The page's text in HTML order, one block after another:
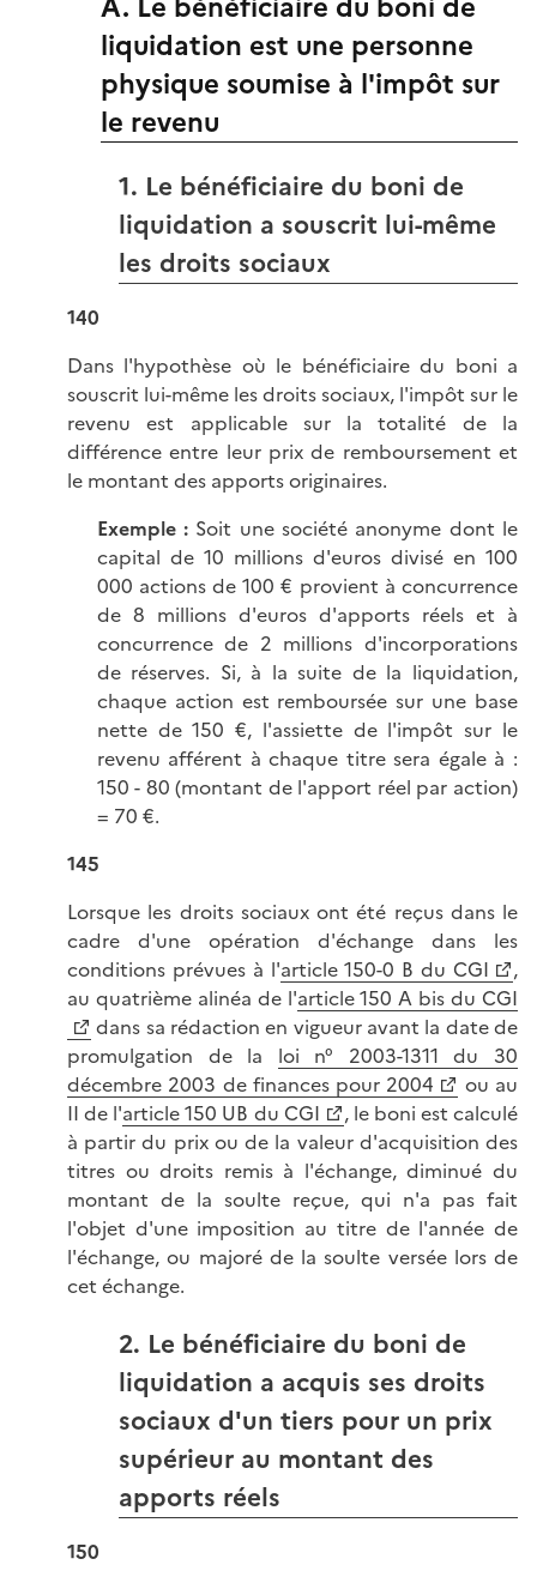
liquidation est une personne
physique soumise à l'impôt sur
le revenu
1. Le bénéficiaire du boni de
liquidation a souscrit lui-même
les droits sociaux
140
Dans l'hypothèse où le bénéficiaire du boni a
souscrit lui-même les droits sociaux, l'impôt sur le
revenu est applicable sur la totalité de la
différence entre leur prix de remboursement et
le montant des apports originaires.
Exemple : Soit une société anonyme dont le
capital de 10 millions d'euros divisé en 100
000 actions de 100 € provient à concurrence
de 8 millions d'euros d'apports réels et à
concurrence de 2 millions d'incorporations
de réserves. Si, à la suite de la liquidation,
chaque action est remboursée sur une base
nette de 150 €, l'assiette de l'impôt sur le
revenu afférent à chaque titre sera égale à :
150 - 80 (montant de l'apport réel par action)
= 70 €.
145
Lorsque les droits sociaux ont été reçus dans le
cadre d'une opération d'échange dans les
conditions prévues à l'article 150-0 B du CGI
,
au quatrième alinéa de l'article 150 A bis du CGI
dans sa rédaction en vigueur avant la date de
promulgation de la loi n° 2003-1311 du 30
décembre 2003 de finances pour 2004
ou au
II de l'article 150 UB du CGI
, le boni est calculé
à partir du prix ou de la valeur d'acquisition des
titres ou droits remis à l'échange, diminué du
montant de la soulte reçue, qui n'a pas fait
l'objet d'une imposition au titre de l'année de
l'échange, ou majoré de la soulte versée lors de
cet échange.
2. Le bénéficiaire du boni de
liquidation a acquis ses droits
sociaux d'un tiers pour un prix
supérieur au montant des
apports réels
150